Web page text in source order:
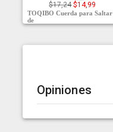
$17,24 $14,99
TOQIBO Cuerda para Saltar
de
Opiniones